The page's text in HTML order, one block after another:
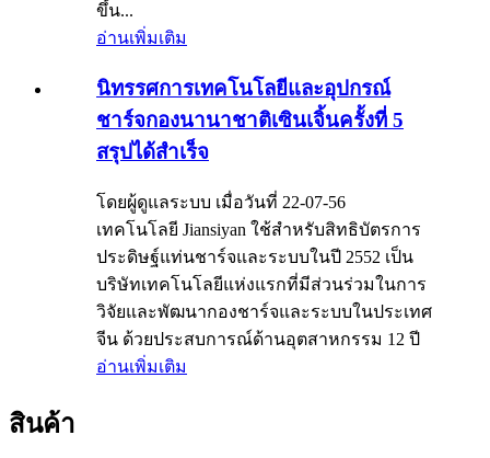
ขึ้น...
อ่านเพิ่มเติม
นิทรรศการเทคโนโลยีและอุปกรณ์
ชาร์จกองนานาชาติเซินเจิ้นครั้งที่ 5
สรุปได้สำเร็จ
โดยผู้ดูแลระบบ เมื่อวันที่ 22-07-56
เทคโนโลยี Jiansiyan ใช้สำหรับสิทธิบัตรการ
ประดิษฐ์แท่นชาร์จและระบบในปี 2552 เป็น
บริษัทเทคโนโลยีแห่งแรกที่มีส่วนร่วมในการ
วิจัยและพัฒนากองชาร์จและระบบในประเทศ
จีน ด้วยประสบการณ์ด้านอุตสาหกรรม 12 ปี
อ่านเพิ่มเติม
สินค้า